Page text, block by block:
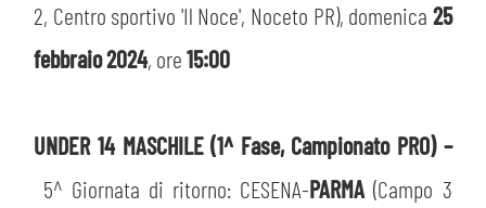
2, Centro sportivo 'Il Noce', Noceto PR), domenica 25
febbraio 2024, ore15:00
UNDER 14 MASCHILE (1^ Fase, Campionato PRO) –
5^ Giornata di ritorno: CESENA-PARMA(Campo 3